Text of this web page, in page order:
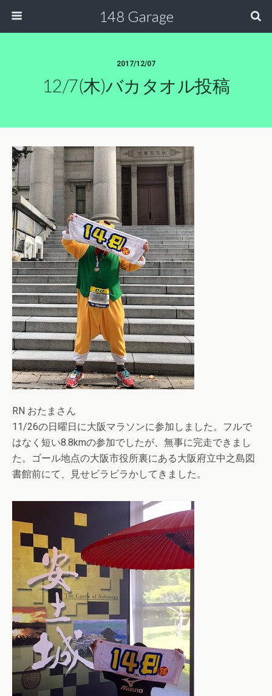
148 Garage
2017/12/07
12/7(木)バカタオル投稿
RN おたまさん
11/26の日曜日に大阪マラソンに参加しました。フルで
はなく短い8.8kmの参加でしたが、無事に完走できまし
た。ゴール地点の大阪市役所裏にある大阪府立中之島図
書館前にて、見せビラビラかしてきました。